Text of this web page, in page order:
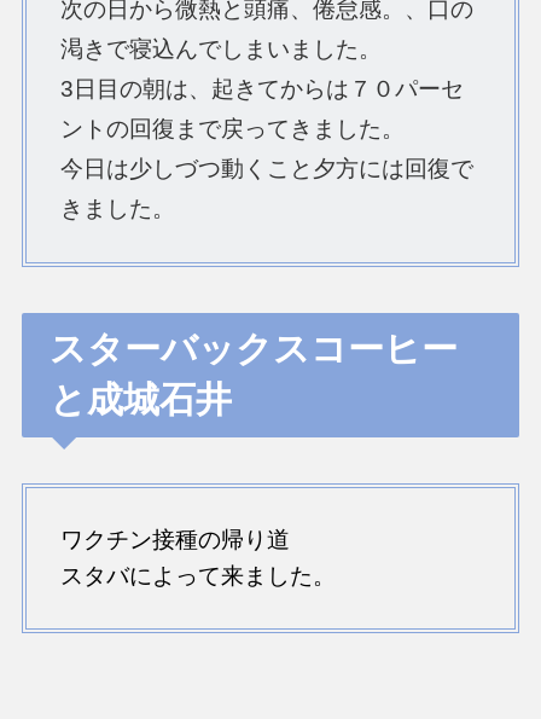
次の日から微熱と頭痛、倦怠感。、口の
渇きで寝込んでしまいました。
3日目の朝は、起きてからは７０パーセ
ントの回復まで戻ってきました。
今日は少しづつ動くこと夕方には回復で
きました。
スターバックスコーヒー
と成城石井
ワクチン接種の帰り道
スタバによって来ました。